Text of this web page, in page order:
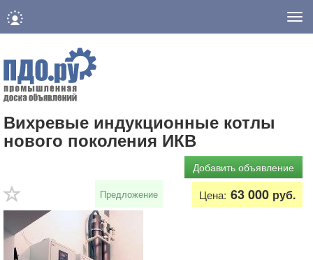
Вихревые индукционные котлы
нового поколения ИКВ
Добавить объявление
Предложение Цена: 63 000 руб.